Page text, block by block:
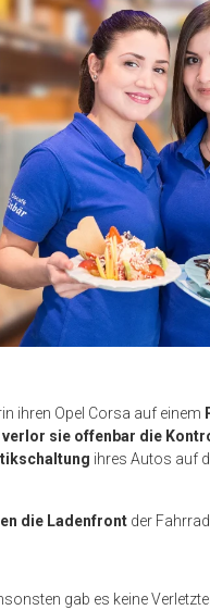
ihren Opel Corsa auf einem
verlor sie offenbar die
ihres Autos auf
die Ladenfront der
gab es keine